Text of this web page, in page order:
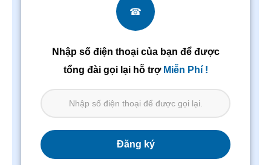
☎
Nhập số điện thoại của bạn để được
tổng đài gọi lại hỗ trợ Miễn Phí !